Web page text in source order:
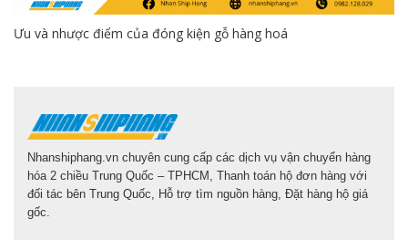
Ưu và nhược điểm của đóng kiện gỗ hàng hoá
Nhanshiphang.vn chuyên cung cấp các dịch vụ vận chuyển hàng
hóa 2 chiều Trung Quốc – TPHCM, Thanh toán hộ đơn hàng với
đối tác bên Trung Quốc, Hỗ trợ tìm nguồn hàng, Đặt hàng hộ giá
gốc.